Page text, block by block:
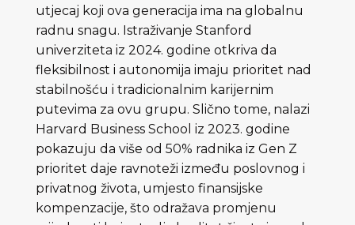
utjecaj koji ova generacija ima na globalnu
radnu snagu. Istraživanje Stanford
univerziteta iz 2024. godine otkriva da
fleksibilnost i autonomija imaju prioritet nad
stabilnošću i tradicionalnim karijernim
putevima za ovu grupu. Slično tome, nalazi
Harvard Business School iz 2023. godine
pokazuju da više od 50% radnika iz Gen Z
prioritet daje ravnoteži između poslovnog i
privatnog života, umjesto finansijske
kompenzacije, što odražava promjenu